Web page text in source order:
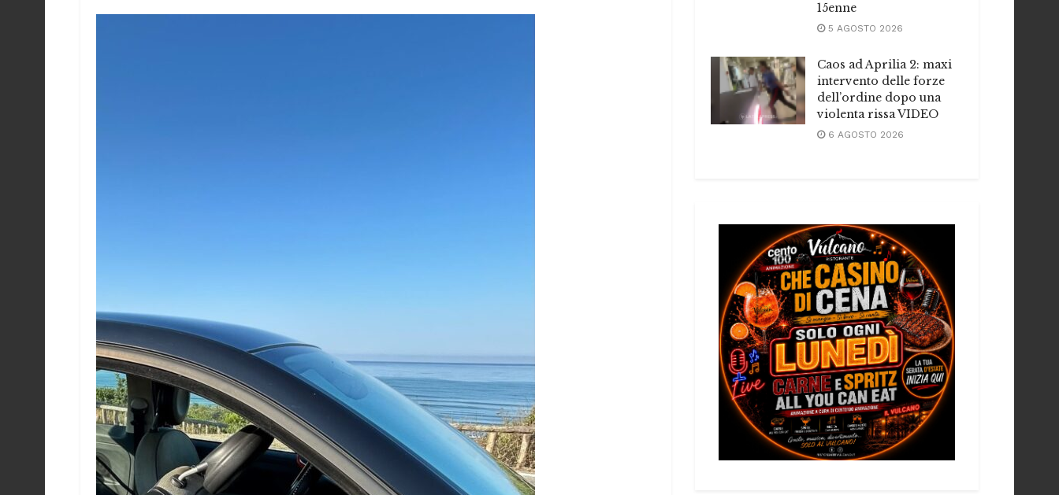
15enne
5 AGOSTO 2026
Caos ad Aprilia 2: maxi
intervento delle forze
dell’ordine dopo una
violenta rissa VIDEO
6 AGOSTO 2026